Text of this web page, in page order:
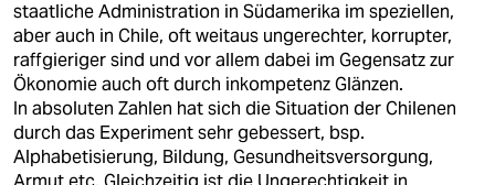
staatliche Administration in Südamerika im speziellen,
aber auch in Chile, oft weitaus ungerechter, korrupter,
raffgieriger sind und vor allem dabei im Gegensatz zur
Ökonomie auch oft durch inkompetenz Glänzen.
In absoluten Zahlen hat sich die Situation der Chilenen
durch das Experiment sehr gebessert, bsp.
Alphabetisierung, Bildung, Gesundheitsversorgung,